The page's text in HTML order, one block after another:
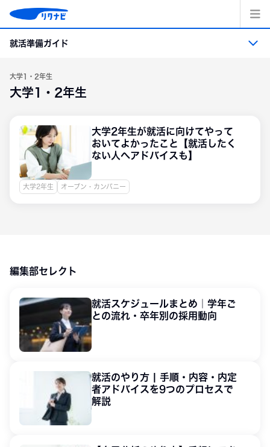
テ
キッ
就活準備ガイド
就活準備ガイド トップ
業界・職業・企業研究
エントリーシート・適性検査の準備
大学1・2年生
大学1・2年生
大学2年生が就活に向けてやって
おいてよかったこと【就活したく
ない人へアドバイスも】
大学2年生 オープン・カンパニー
編集部セレクト
就活スケジュールまとめ｜学年ご
との流れ・卒年別の採用動向
就活のやり方 | 手順・内容・内定
者アドバイスを9つのプロセスで
解説